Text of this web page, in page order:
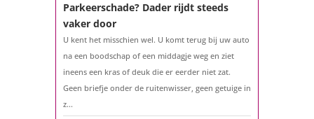
Parkeerschade? Dader rijdt steeds
vaker door
U kent het misschien wel. U komt terug bij uw auto
na een boodschap of een middagje weg en ziet
ineens een kras of deuk die er eerder niet zat.
Geen briefje onder de ruitenwisser, geen getuige in
z...